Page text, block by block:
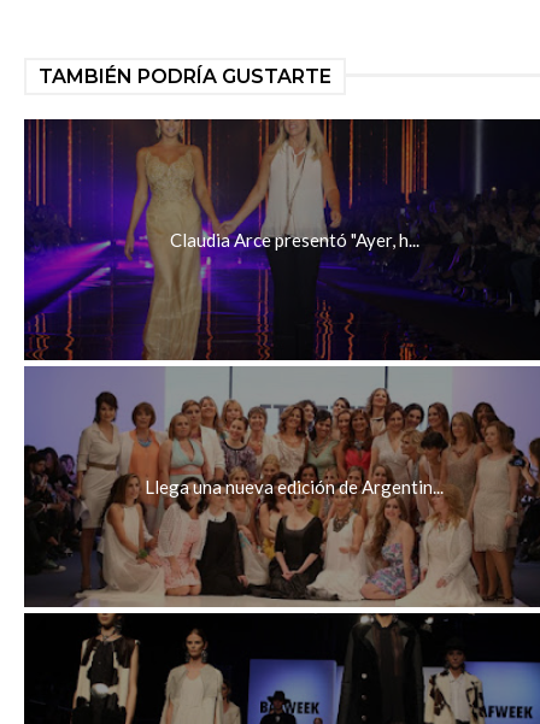
TAMBIÉN PODRÍA GUSTARTE
Claudia Arce presentó "Ayer, h...
Llega una nueva edición de Argentin...